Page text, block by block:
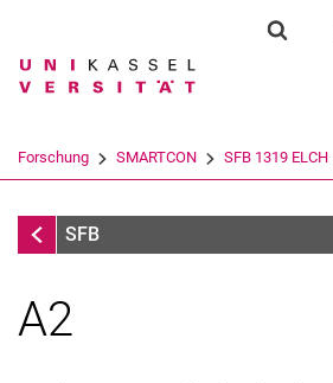
Suchbegriff
Suchen (öffnet
Forschung SMARTCON SFB 1319 ELCH
Forschungsprojekte
SFB
A2